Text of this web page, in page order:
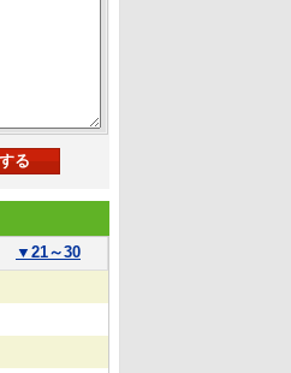
▼ 21～30